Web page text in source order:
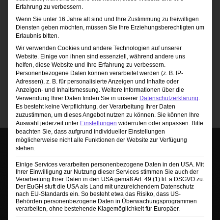
Ich stimme den in den
Bedingungen zuDatenschutz
Passwort zurücksetzen
Sie sehen gerade einen Platzhalterinhalt von
TrustIndex. Um auf den eigentlichen Inhalt
Erfahrung zu verbessern.
Wenn Sie unter 16 Jahre alt sind und Ihre Zustimmung zu freiwilligen
Diensten geben möchten, müssen Sie Ihre Erziehungsberechtigten um
Erlaubnis bitten.
Wir verwenden Cookies und andere Technologien auf unserer
Website. Einige von ihnen sind essenziell, während andere uns
helfen, diese Website und Ihre Erfahrung zu verbessern.
Personenbezogene Daten können verarbeitet werden (z. B. IP-
Adressen), z. B. für personalisierte Anzeigen und Inhalte oder
Anzeigen- und Inhaltsmessung. Weitere Informationen über die
Verwendung Ihrer Daten finden Sie in unserer Datenschutzerklärung.
Es besteht keine Verpflichtung, der Verarbeitung Ihrer Daten
zuzustimmen, um dieses Angebot nutzen zu können. Sie können Ihre
Auswahl jederzeit unter Einstellungen widerrufen oder anpassen. Bitte
beachten Sie, dass aufgrund individueller Einstellungen
möglicherweise nicht alle Funktionen der Website zur Verfügung
stehen.
Einige Services verarbeiten personenbezogene Daten in den USA. Mit
Ihrer Einwilligung zur Nutzung dieser Services stimmen Sie auch der
Verarbeitung Ihrer Daten in den USA gemäß Art. 49 (1) lit. a DSGVO zu.
Der EuGH stuft die USA als Land mit unzureichendem Datenschutz
nach EU-Standards ein. So besteht etwa das Risiko, dass US-
Behörden personenbezogene Daten in Überwachungsprogrammen
verarbeiten, ohne bestehende Klagemöglichkeit für Europäer.